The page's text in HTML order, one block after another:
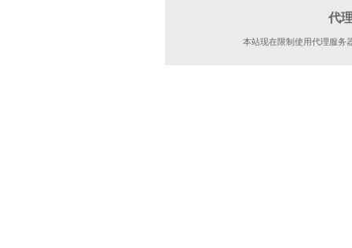
代
本站现在限制使用代理服务